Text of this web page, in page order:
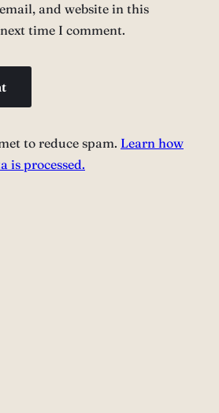
and website in this
time I comment.
to reduce spam. Learn how
is processed.